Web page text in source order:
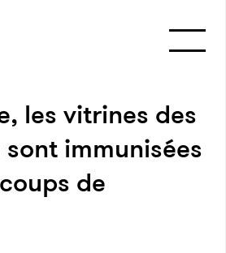
les vitrines des
immunisées
de